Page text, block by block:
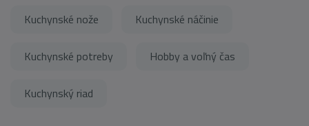
Kuchynské nože Kuchynské náčinie
Kuchynské potreby Hobby a voľný čas
Kuchynský riad